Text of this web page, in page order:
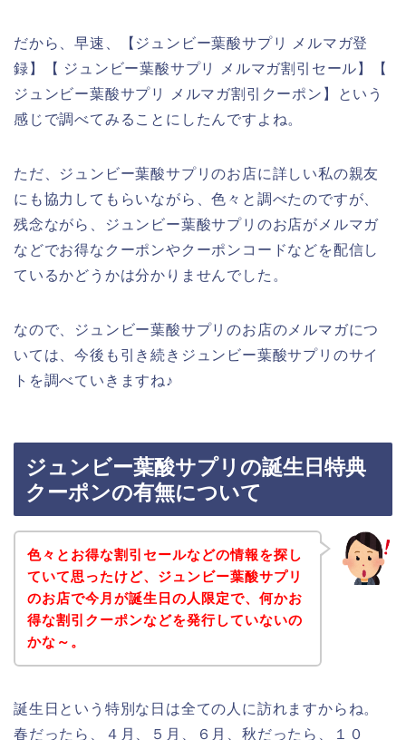
だから、早速、【ジュンビー葉酸サプリ メルマガ登
録】【 ジュンビー葉酸サプリ メルマガ割引セール】【
ジュンビー葉酸サプリ メルマガ割引クーポン】という
感じで調べてみることにしたんですよね。
ただ、ジュンビー葉酸サプリのお店に詳しい私の親友
にも協力してもらいながら、色々と調べたのですが、
残念ながら、ジュンビー葉酸サプリのお店がメルマガ
などでお得なクーポンやクーポンコードなどを配信し
ているかどうかは分かりませんでした。
なので、ジュンビー葉酸サプリのお店のメルマガにつ
いては、今後も引き続きジュンビー葉酸サプリのサイ
トを調べていきますね♪
ジュンビー葉酸サプリの誕生日特典
クーポンの有無について
色々とお得な割引セールなどの情報を探し
ていて思ったけど、ジュンビー葉酸サプリ
のお店で今月が誕生日の人限定で、何かお
得な割引クーポンなどを発行していないの
かな～。
誕生日という特別な日は全ての人に訪れますからね。
春だったら、４月、５月、６月、秋だったら、１０